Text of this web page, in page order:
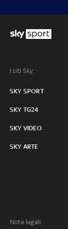
I siti Sky:
SKY SPORT
SKY TG24
SKY VIDEO
SKY ARTE
Note legali: